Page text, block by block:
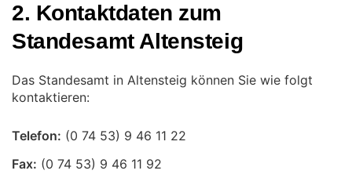
2. Kontaktdaten zum
Standesamt Altensteig
Das Standesamt in Altensteig können Sie wie folgt
kontaktieren:
Telefon:
Fax: